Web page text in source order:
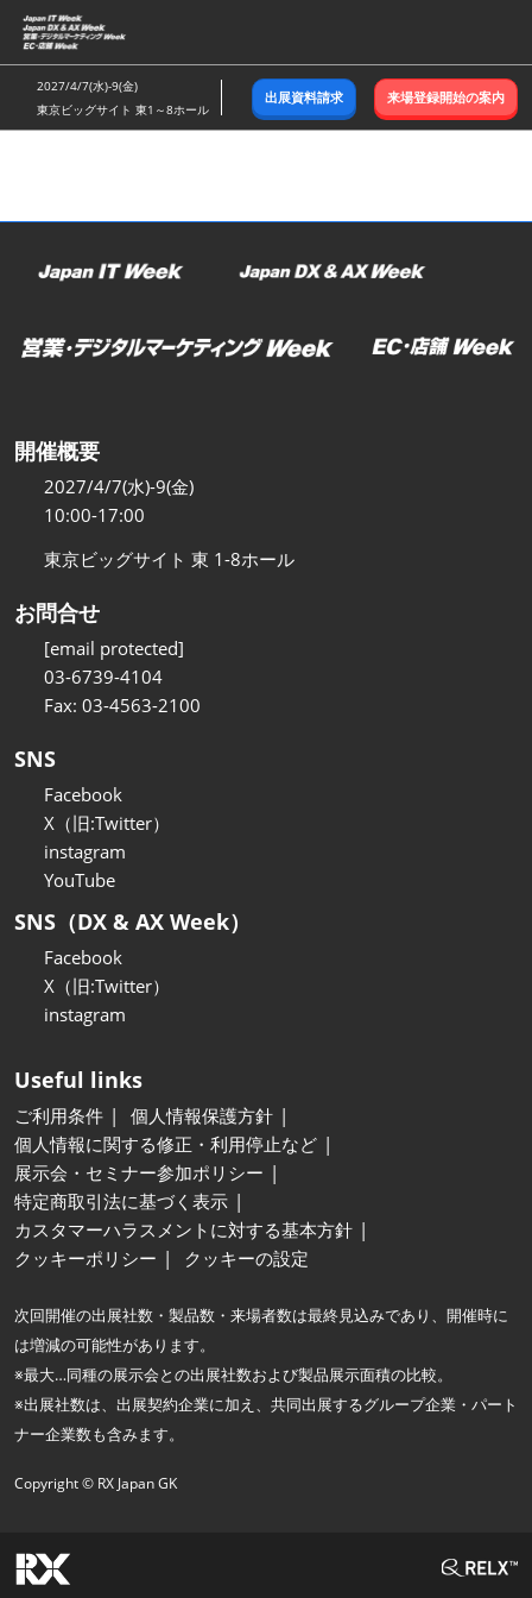
ス
キ
ッ
し
む
2027/4/7(水)-9(金)
東京ビッグサイト 東1～8ホール
出展資料請求 来場登録開始の案内
開催概要
2027/4/7(水)-9(金)
10:00-17:00
東京ビッグサイト 東 1-8ホール
お問合せ
[email protected]
03-6739-4104
Fax: 03-4563-2100
SNS
Facebook
X（旧:Twitter）
instagram
YouTube
SNS（DX & AX Week）
Facebook
X（旧:Twitter）
instagram
Useful links
ご利用条件
個人情報保護方針
個人情報に関する修正・利用停止など
展示会・セミナー参加ポリシー
特定商取引法に基づく表示
カスタマーハラスメントに対する基本方針
クッキーポリシー
クッキーの設定
次回開催の出展社数・製品数・来場者数は最終見込みであり、開催時に
は増減の可能性があります。
※最大…同種の展示会との出展社数および製品展示面積の比較。
※出展社数は、出展契約企業に加え、共同出展するグループ企業・パート
ナー企業数も含みます。
Copyright © RX Japan GK